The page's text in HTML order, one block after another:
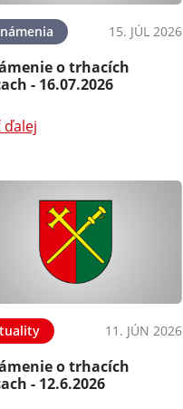
15. JÚL 2026
o trhacích
- 16.07.2026
ďalej
11. JÚN 2026
o trhacích
- 12.6.2026